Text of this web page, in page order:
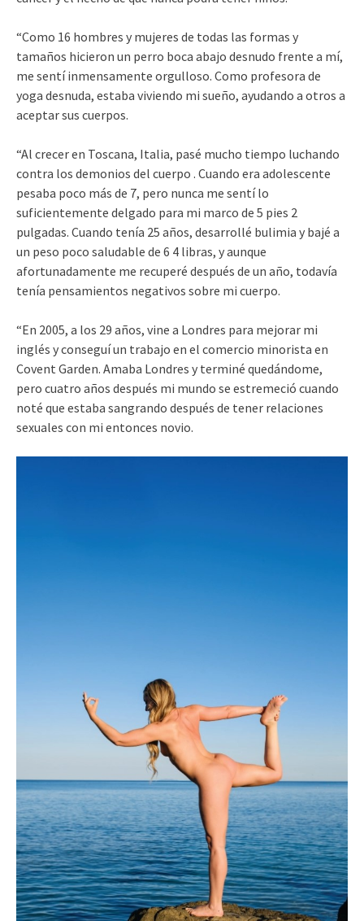
“Como 16 hombres y mujeres de todas las formas y
tamaños hicieron un perro boca abajo desnudo frente a mí,
me sentí inmensamente orgulloso. Como profesora de
yoga desnuda, estaba viviendo mi sueño, ayudando a otros a
aceptar sus cuerpos.
“Al crecer en Toscana, Italia, pasé mucho tiempo luchando
contra los demonios del cuerpo . Cuando era adolescente
pesaba poco más de 7, pero nunca me sentí lo
suficientemente delgado para mi marco de 5 pies 2
pulgadas. Cuando tenía 25 años, desarrollé bulimia y bajé a
un peso poco saludable de 6 4 libras, y aunque
afortunadamente me recuperé después de un año, todavía
tenía pensamientos negativos sobre mi cuerpo.
“En 2005, a los 29 años, vine a Londres para mejorar mi
inglés y conseguí un trabajo en el comercio minorista en
Covent Garden. Amaba Londres y terminé quedándome,
pero cuatro años después mi mundo se estremeció cuando
noté que estaba sangrando después de tener relaciones
sexuales con mi entonces novio.